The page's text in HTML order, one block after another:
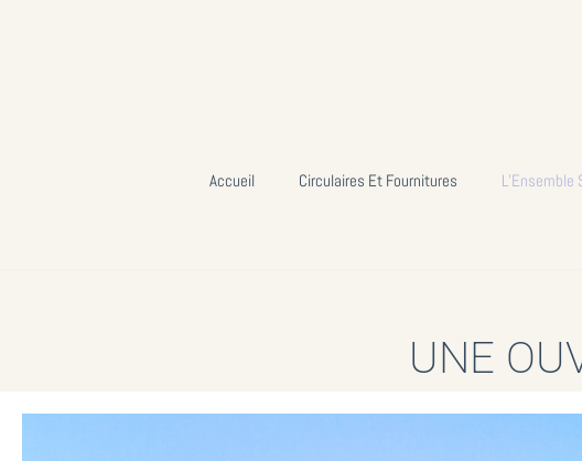
Accueil Circulaires Et Fournitures L’Ensemble
UNE